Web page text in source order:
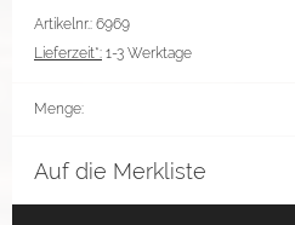
Artikelnr.: 6969
Lieferzeit*: 1-3 Werktage
Menge:
Auf die Merkliste